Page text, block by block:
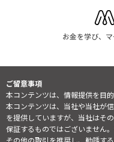
お金を学び、
ご留意事項
本コンテンツは、情報提供を目的
本コンテンツは、当社や当社が
を提供していますが、当社はそ
保証するものではございません